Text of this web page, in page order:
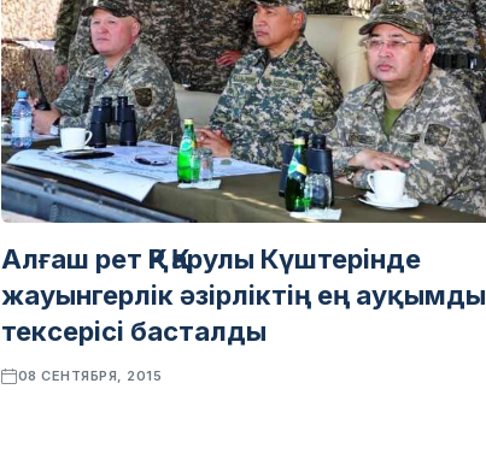
Алғаш рет ҚР Қарулы Күштерінде
жауынгерлік әзірліктің ең ауқымды
тексерісі басталды
08 СЕНТЯБРЯ, 2015